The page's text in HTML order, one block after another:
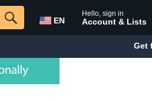
EN
Hello, sign in
Account & Lists
Get